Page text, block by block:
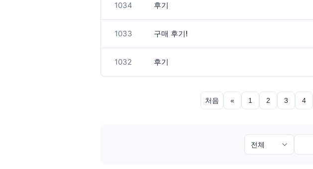
1034 후기
1033 구매 후기!
1032 후기
처음 « 1 2 3 4